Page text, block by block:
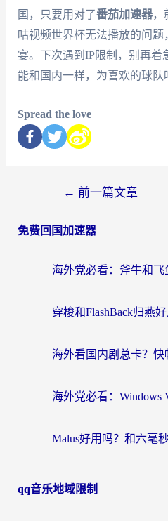
国，只要用对了番茄加速器，
咕视频世界杯无法播放的问
宴。下次遇到IP限制，别再着
能和国内一样，为喜欢的球队
Spread the love
← 前一篇文章
免费回国加速器
qq音乐地域限制